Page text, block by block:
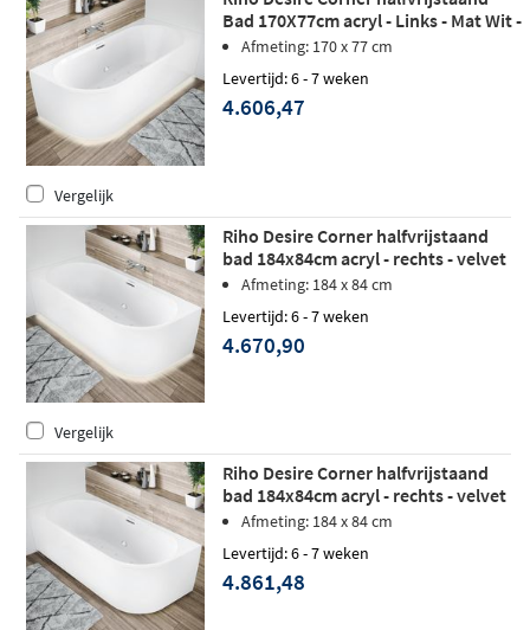
Bad 170X77cm acryl - Links - Mat Wit -
Sparkle Mood - LED verlichting
Afmeting: 170 x 77 cm
Levertijd: 6 - 7 weken
4.606,47
Vergelijk
Riho Desire Corner halfvrijstaand
bad 184x84cm acryl - rechts - velvet
wit - Sparkle Mood - LED verlichting
Afmeting: 184 x 84 cm
Levertijd: 6 - 7 weken
4.670,90
Vergelijk
Riho Desire Corner halfvrijstaand
bad 184x84cm acryl - rechts - velvet
wit - Sparkle Mood - Fall
Afmeting: 184 x 84 cm
Levertijd: 6 - 7 weken
4.861,48